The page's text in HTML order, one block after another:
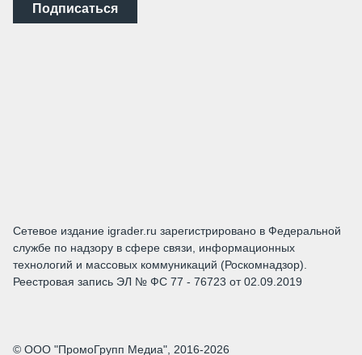
Подписаться
Сетевое издание igrader.ru зарегистрировано в Федеральной
службе по надзору в сфере связи, информационных
технологий и массовых коммуникаций (Роскомнадзор).
Реестровая запись ЭЛ № ФС 77 - 76723 от 02.09.2019
© ООО "ПромоГрупп Медиа", 2016-2026